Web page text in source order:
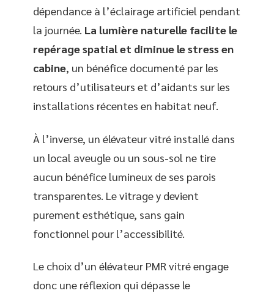
dépendance à l’éclairage artificiel pendant
la journée. La lumière naturelle facilite le
repérage spatial et diminue le stress en
cabine, un bénéfice documenté par les
retours d’utilisateurs et d’aidants sur les
installations récentes en habitat neuf.
À l’inverse, un élévateur vitré installé dans
un local aveugle ou un sous-sol ne tire
aucun bénéfice lumineux de ses parois
transparentes. Le vitrage y devient
purement esthétique, sans gain
fonctionnel pour l’accessibilité.
Le choix d’un élévateur PMR vitré engage
donc une réflexion qui dépasse le